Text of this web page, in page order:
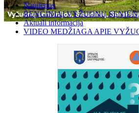
Naujienos
RENGINIAI VYŽUONŲ
Aktuali informacija
VIDEO MEDŽIAGA APIE